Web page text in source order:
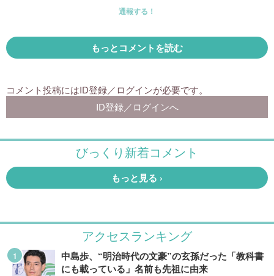
アクセスランキング
中島歩、“明治時代の文豪”の玄孫だった「教科書
にも載っている」名前も先祖に由来